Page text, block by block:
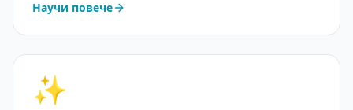
Научи повече
✨